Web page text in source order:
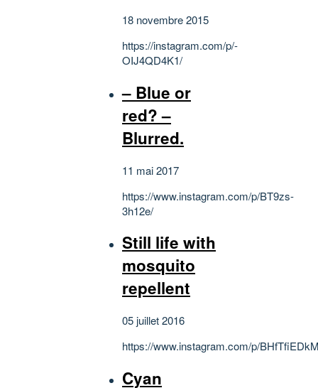
18 novembre 2015
https://instagram.com/p/-
OIJ4QD4K1/
– Blue or
red? –
Blurred.
11 mai 2017
https://www.instagram.com/p/BT9zs-
3h12e/
Still life with
mosquito
repellent
05 juillet 2016
https://www.instagram.com/p/
Cyan